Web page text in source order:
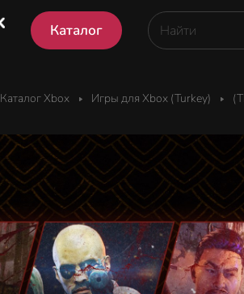
Каталог
Каталог Xbox Игры для Xbox (Turkey)